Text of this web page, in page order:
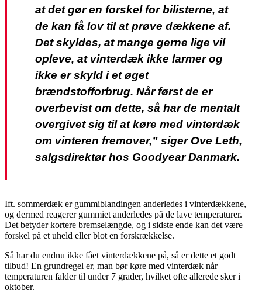
at det gør en forskel for bilisterne, at
de kan få lov til at prøve dækkene af.
Det skyldes, at mange gerne lige vil
opleve, at vinterdæk ikke larmer og
ikke er skyld i et øget
brændstofforbrug. Når først de er
overbevist om dette, så har de mentalt
overgivet sig til at køre med vinterdæk
om vinteren fremover,” siger Ove Leth,
salgsdirektør hos Goodyear Danmark.
Ift. sommerdæk er gummiblandingen anderledes i vinterdækkene,
og dermed reagerer gummiet anderledes på de lave temperaturer.
Det betyder kortere bremselængde, og i sidste ende kan det være
forskel på et uheld eller blot en forskrækkelse.
Så har du endnu ikke fået vinterdækkene på, så er dette et godt
tilbud! En grundregel er, man bør køre med vinterdæk når
temperaturen falder til under 7 grader, hvilket ofte allerede sker i
oktober.